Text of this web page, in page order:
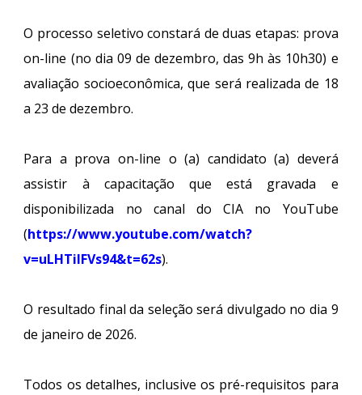
O processo seletivo constará de duas etapas: prova
on-line (no dia 09 de dezembro, das 9h às 10h30) e
avaliação socioeconômica, que será realizada de 18
a 23 de dezembro.
Para a prova on-line o (a) candidato (a) deverá
assistir à capacitação que está gravada e
disponibilizada no canal do CIA no YouTube
(https://www.youtube.com/watch?
v=uLHTilFVs94&t=62s).
O resultado final da seleção será divulgado no dia 9
de janeiro de 2026.
Todos os detalhes, inclusive os pré-requisitos para